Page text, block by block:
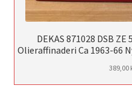
DEKAS 871028 DSB
Olieraffinaderi Ca 1963-66
389,00